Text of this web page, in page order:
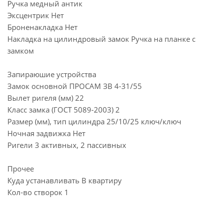
Ручка медный антик
Эксцентрик Нет
Броненакладка Нет
Накладка на цилиндровый замок Ручка на планке с
замком
Запираюшие устройства
Замок основной ПРОСАМ ЗВ 4-31/55
Вылет ригеля (мм) 22
Класс замка (ГОСТ 5089-2003) 2
Размер (мм), тип цилиндра 25/10/25 ключ/ключ
Ночная задвижка Нет
Ригели 3 активных, 2 пассивных
Прочее
Куда устанавливать В квартиру
Кол-во створок 1